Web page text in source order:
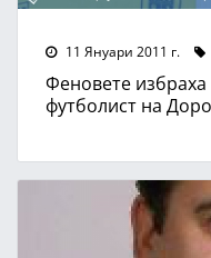
11 Януари 2011 г.
Феновете
футболист на